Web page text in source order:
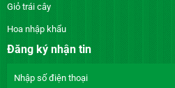
Giỏ trái cây
Hoa nhập khẩu
Đăng ký nhận tin